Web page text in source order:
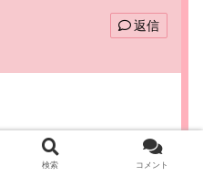
返信
しずつ楽な方向へと変
検索 コメント